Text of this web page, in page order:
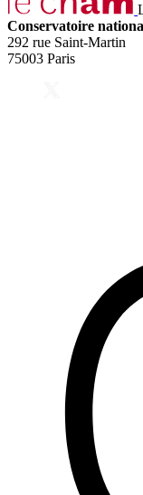
Conservatoire
292 rue Saint-Martin
75003 Paris